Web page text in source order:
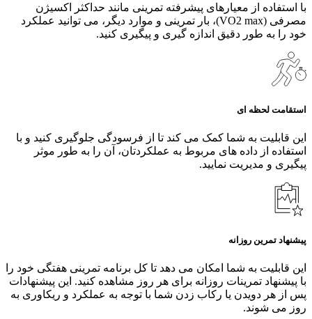
با استفاده از معیارهای پیشرفته تمرینی مانند حداکثر اکسیژن
مصرفی (VO2 max)، بار تمرینی و موارد دیگر، می‌ توانید عملکرد
خود را به طور دقیق اندازه‌ گیری و پیگیری کنید.
استقامت لحظه ای
این قابلیت به شما کمک می کند تا از فرسودگی جلوگیری کنید و با
استفاده از داده های مربوط به عملکردتان، آن را به طور موثر
پیگیری و مدیریت نمایید.
پیشنهاد تمرین روزانه
این قابلیت به شما امکان می دهد تا کل برنامه تمرینی هفتگی خود را
با پیشنهاد تمرینات روزانه برای هر روز مشاهده کنید. این پیشنهادات
پس از هر دویدن یا رکاب زدن شما با توجه به عملکرد و ریکاوری به
روز می شوند.